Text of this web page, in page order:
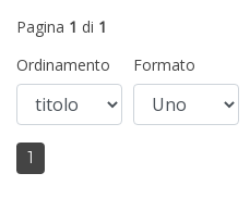
Pagina 1 di 1
Ordinamento
Formato
1